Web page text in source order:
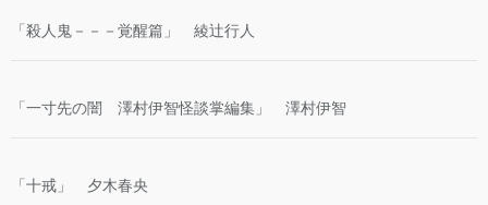
「殺人鬼－－－覚醒篇」 綾辻行人
「一寸先の闇 澤村伊智怪談掌編集」 澤村伊智
「十戒」 夕木春央